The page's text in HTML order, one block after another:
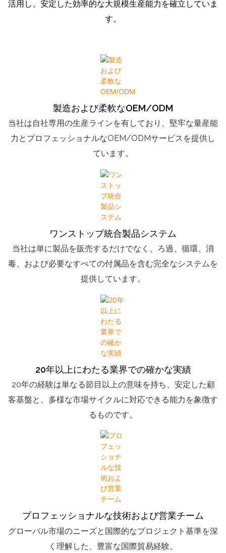
活用し、安定した効率的な大規模生産能力を確立していま
す。
製造および柔軟なOEM/ODM
当社は自社専用の生産ラインを有しており、堅牢な量産能
力とプロフェッショナルなOEM/ODMサービスを提供し
ています。
ワンストップ統合製品システム
当社は単に製品を販売するだけでなく、ろ過、循環、消
毒、および必要なすべての付属品を含む完全なシステムを
提供しています。
20年以上にわたる業界での確かな実績
20年の経験は単なる節目以上の意味を持ち、安定した顧
客基盤と、多様な市場サイクルに対応できる能力を象徴す
るものです。
プロフェッショナルな技術および営業チーム
グローバル市場のニーズと国際的なプロジェクト基準を深
く理解した、豊富な国際貿易経験。